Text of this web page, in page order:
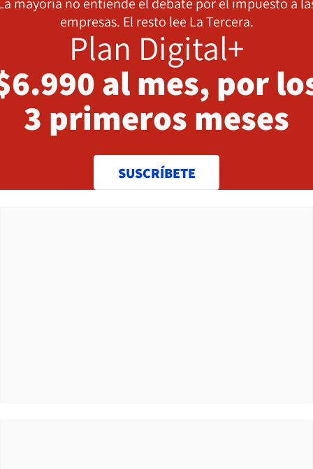
mayoría no entiende el debate por el impuesto a
empresas. El resto lee La Tercera.
Plan Digital+
al mes, por
3 primeros meses
SUSCRÍBETE